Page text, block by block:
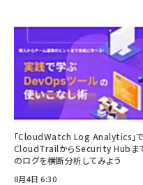
「CloudWatch Log Analytics」で
CloudTrailからSecurity Hubま
のログを横断分析してみよう
8月4日 6:30